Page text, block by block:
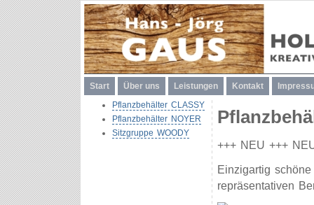
Start Über uns Leistungen Kontakt
Pflanzbehälter CLASSY
Pflanzbehälter NOYER
Sitzgruppe WOODY
+++ NEU +++
Einzigartig
repräsentativen